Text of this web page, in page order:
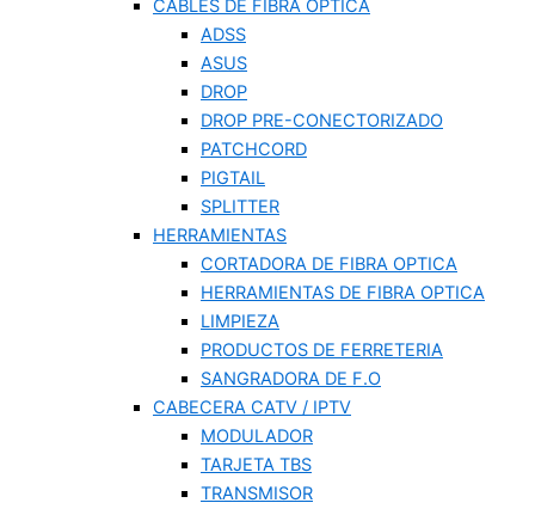
CABLES DE FIBRA OPTICA
ADSS
ASUS
DROP
DROP PRE-CONECTORIZADO
PATCHCORD
PIGTAIL
SPLITTER
HERRAMIENTAS
CORTADORA DE FIBRA OPTICA
HERRAMIENTAS DE FIBRA OPTICA
LIMPIEZA
PRODUCTOS DE FERRETERIA
SANGRADORA DE F.O
CABECERA CATV / IPTV
MODULADOR
TARJETA TBS
TRANSMISOR